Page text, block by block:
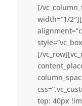
[/
width=”1/
[/
top: 40px